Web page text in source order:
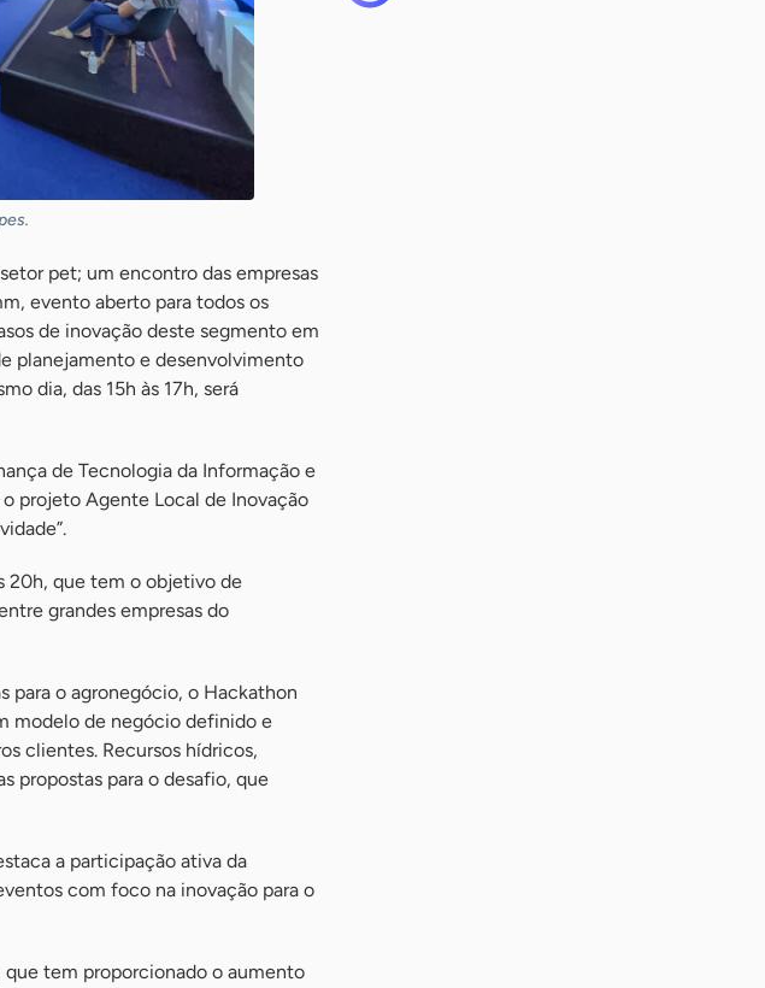
pet; um encontro das empresas
evento aberto para todos os
de inovação deste segmento em
planejamento e desenvolvimento
dia, das 15h às 17h, será
de Tecnologia da Informação e
projeto Agente Local de Inovação
20h, que tem o objetivo de
grandes empresas do
para o agronegócio, o Hackathon
modelo de negócio definido e
clientes. Recursos hídricos,
propostas para o desafio, que
a participação ativa da
com foco na inovação para o
tem proporcionado o aumento